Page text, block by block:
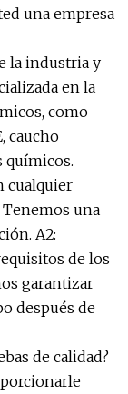
una empresa
la industria y
en la
como
caucho
químicos.
cualquier
Tenemos una
A2:
de los
garantizar
después de
de calidad?